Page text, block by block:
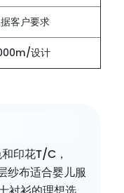
客户要求
设计
印花T/C，
纱布适合婴儿服